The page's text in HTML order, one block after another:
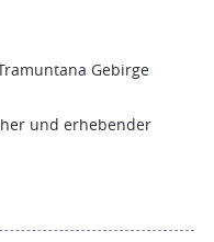
Gebirge
und erhebender